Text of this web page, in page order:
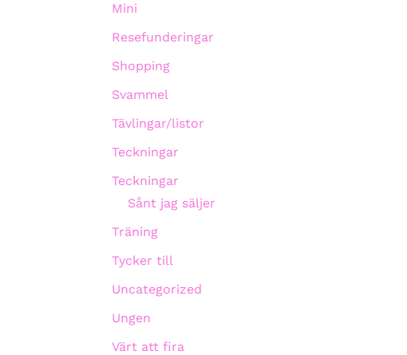
Mini
Resefunderingar
Shopping
Svammel
Tävlingar/listor
Teckningar
Teckningar
Sånt jag säljer
Träning
Tycker till
Uncategorized
Ungen
Värt att fira